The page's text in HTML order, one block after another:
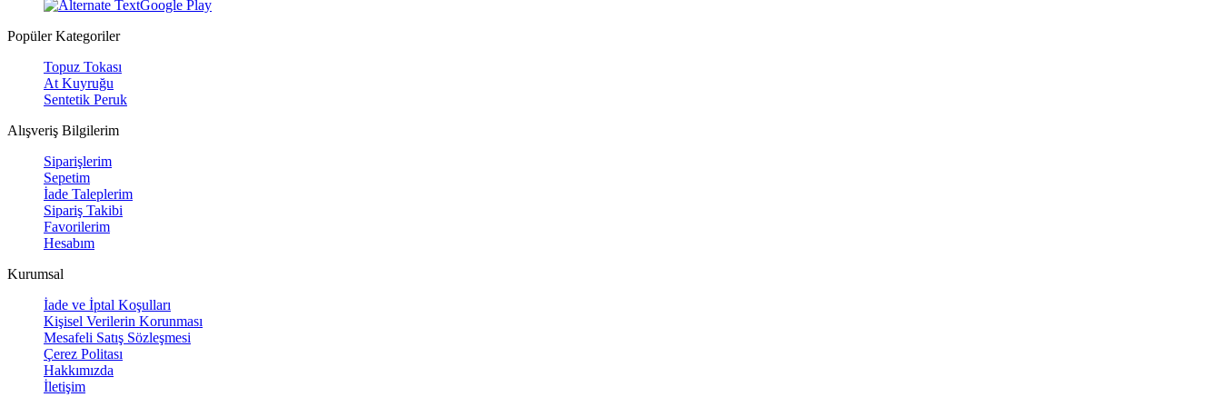
Google Play
Popüler Kategoriler
Topuz Tokası
At Kuyruğu
Sentetik Peruk
Alışveriş Bilgilerim
Siparişlerim
Sepetim
İade Taleplerim
Sipariş Takibi
Favorilerim
Hesabım
Kurumsal
İade ve İptal Koşulları
Kişisel Verilerin Korunması
Mesafeli Satış Sözleşmesi
Çerez Politası
Hakkımızda
İletişim